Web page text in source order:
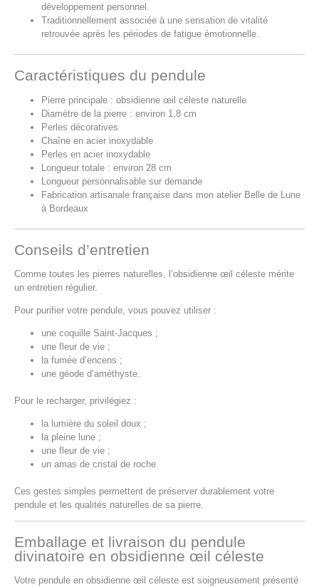
développement personnel.
Traditionnellement associée à une sensation de vitalité
retrouvée après les périodes de fatigue émotionnelle.
Caractéristiques du pendule
Pierre principale : obsidienne œil céleste naturelle
Diamètre de la pierre : environ 1,8 cm
Perles décoratives
Chaîne en acier inoxydable
Perles en acier inoxydable
Longueur totale : environ 28 cm
Longueur personnalisable sur demande
Fabrication artisanale française dans mon atelier Belle de Lune
à Bordeaux
Conseils d’entretien
Comme toutes les pierres naturelles, l’obsidienne œil céleste mérite
un entretien régulier.
Pour purifier votre pendule, vous pouvez utiliser :
une coquille Saint-Jacques ;
une fleur de vie ;
la fumée d’encens ;
une géode d’améthyste.
Pour le recharger, privilégiez :
la lumière du soleil doux ;
la pleine lune ;
une fleur de vie ;
un amas de cristal de roche.
Ces gestes simples permettent de préserver durablement votre
pendule et les qualités naturelles de sa pierre.
Emballage et livraison du pendule
divinatoire en obsidienne œil céleste
Votre pendule en obsidienne œil céleste est soigneusement présenté